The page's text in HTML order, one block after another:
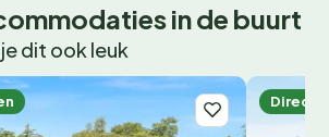
in de buurt
dit ook leuk
Direct